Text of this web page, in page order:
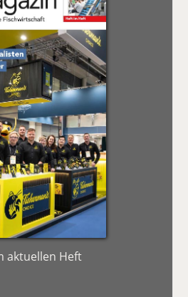
aktuellen Heft